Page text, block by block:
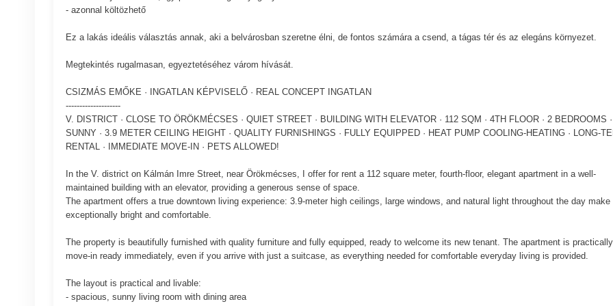
- azonnal költözhető
Ez a lakás ideális választás annak, aki a belvárosban szeretne élni, de fontos számára a csend, a tágas tér és az elegáns környezet.
Megtekintés rugalmasan, egyeztetéséhez várom hívását.
CSIZMÁS EMŐKE · INGATLAN KÉPVISELŐ · REAL CONCEPT INGATLAN
--------------------
V. DISTRICT · CLOSE TO ÖRÖKMÉCSES · QUIET STREET · BUILDING WITH ELEVATOR · 112 SQM · 4TH FLOOR · 2 BEDROOMS ·
SUNNY · 3.9 METER CEILING HEIGHT · QUALITY FURNISHINGS · FULLY EQUIPPED · HEAT PUMP COOLING-HEATING · LONG-
RENTAL · IMMEDIATE MOVE-IN · PETS ALLOWED!
In the V. district on Kálmán Imre Street, near Örökmécses, I offer for rent a 112 square meter, fourth-floor, elegant apartment in a well-
maintained building with an elevator, providing a generous sense of space.
The apartment offers a true downtown living experience: 3.9-meter high ceilings, large windows, and natural light throughout the day make
exceptionally bright and comfortable.
The property is beautifully furnished with quality furniture and fully equipped, ready to welcome its new tenant. The apartment is practically
move-in ready immediately, even if you arrive with just a suitcase, as everything needed for comfortable everyday living is provided.
The layout is practical and livable:
- spacious, sunny living room with dining area